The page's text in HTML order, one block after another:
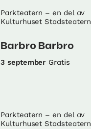
Parkteatern – en del av
Kulturhuset Stadsteatern
Barbro Barbro
3 september Gratis
Parkteatern – en del av
Kulturhuset Stadsteatern